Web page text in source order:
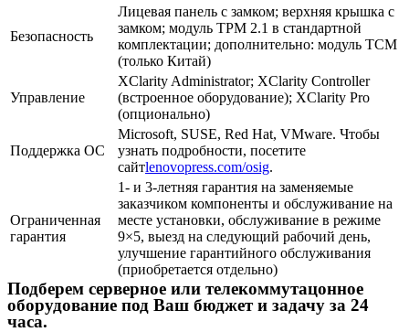
Безопасность
Лицевая панель с замком; верхняя крышка с
замком; модуль TPM 2.1 в стандартной
комплектации; дополнительно: модуль TCM
(только Китай)
Управление
XClarity Administrator; XClarity Controller
(встроенное оборудование); XClarity Pro
(опционально)
Поддержка ОС
Microsoft, SUSE, Red Hat, VMware. Чтобы
узнать подробности, посетите
сайтlenovopress.com/osig.
Ограниченная
гарантия
1- и 3-летняя гарантия на заменяемые
заказчиком компоненты и обслуживание на
месте установки, обслуживание в режиме
9×5, выезд на следующий рабочий день,
улучшение гарантийного обслуживания
(приобретается отдельно)
Подберем серверное или телекоммутацонное
оборудование под Ваш бюджет и задачу за 24
часа.